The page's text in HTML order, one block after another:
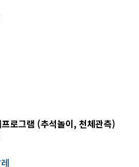
로그램 (추석놀이, 천체관측)